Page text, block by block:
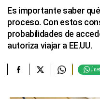
Es importante saber
proceso. Con estos
probabilidades de
autoriza viajar a EE.UU.